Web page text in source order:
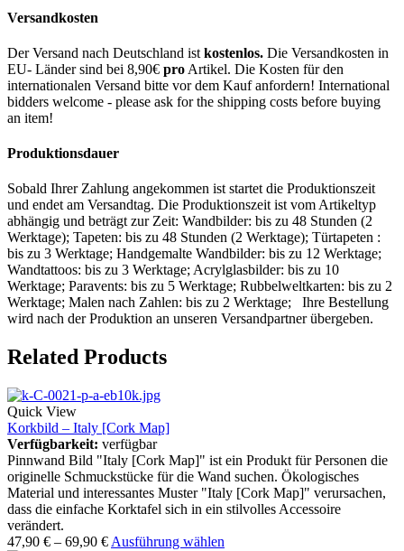
Versandkosten
Der Versand nach Deutschland ist kostenlos. Die Versandkosten in
EU- Länder sind bei 8,90€ pro Artikel. Die Kosten für den
internationalen Versand bitte vor dem Kauf anfordern! International
bidders welcome - please ask for the shipping costs before buying
an item!
Produktionsdauer
Sobald Ihrer Zahlung angekommen ist startet die Produktionszeit
und endet am Versandtag. Die Produktionszeit ist vom Artikeltyp
abhängig und beträgt zur Zeit: Wandbilder: bis zu 48 Stunden (2
Werktage); Tapeten: bis zu 48 Stunden (2 Werktage); Türtapeten :
bis zu 3 Werktage; Handgemalte Wandbilder: bis zu 12 Werktage;
Wandtattoos: bis zu 3 Werktage; Acrylglasbilder: bis zu 10
Werktage; Paravents: bis zu 5 Werktage; Rubbelweltkarten: bis zu 2
Werktage; Malen nach Zahlen: bis zu 2 Werktage; Ihre Bestellung
wird nach der Produktion an unseren Versandpartner übergeben.
Related Products
Quick View
Korkbild – Italy [Cork Map]
Verfügbarkeit: verfügbar
Pinnwand Bild "Italy [Cork Map]" ist ein Produkt für Personen die
originelle Schmuckstücke für die Wand suchen. Ökologisches
Material und interessantes Muster "Italy [Cork Map]" verursachen,
dass die einfache Korktafel sich in ein stilvolles Accessoire
verändert.
47,90 € – 69,90 € Ausführung wählen